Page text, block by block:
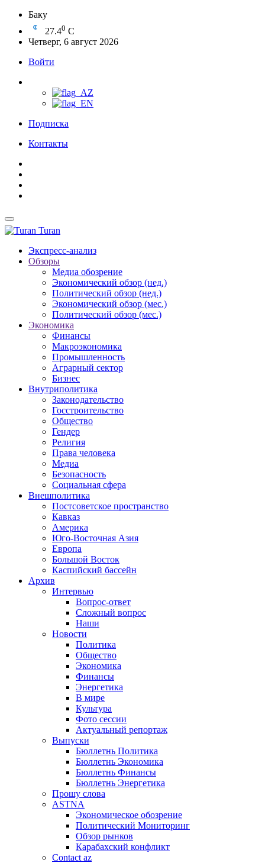
Баку
27.40 C
Четверг, 6 август 2026
Войти
Подписка
Контакты
Turan
Экспресс-анализ
Обзоры
Медиа обозрение
Экономический обзор (нед.)
Политический обзор (нед.)
Экономический обзор (мес.)
Политический обзор (мес.)
Экономика
Финансы
Макроэкономика
Промышленность
Аграрный сектор
Бизнес
Внутриполитика
Законодательство
Госстроительство
Общество
Гендер
Религия
Права человека
Медиа
Безопасность
Социальная сфера
Внешполитика
Постсоветское пространство
Кавказ
Америка
Юго-Восточная Азия
Европа
Большой Восток
Каспийский бассейн
Архив
Интервью
Вопрос-ответ
Сложный вопрос
Наши
Новости
Политика
Общество
Экономика
Финансы
Энергетика
В мире
Культура
Фото сессии
Актуальный репортаж
Выпуски
Бюллетнь Политика
Бюллетнь Экономика
Бюллетнь Финансы
Бюллетнь Энергетика
Прошу слова
ASTNA
Экономическое обозрение
Политический Мониторинг
Обзор рынков
Карабахский конфликт
Contact az